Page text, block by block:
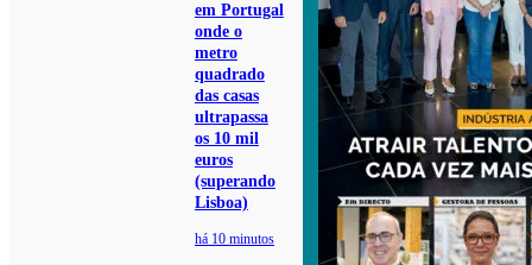
em Portugal
onde o
metro
quadrado
das casas
ultrapassa
os 10 mil
euros
(superando
Lisboa)
há 10 minutos